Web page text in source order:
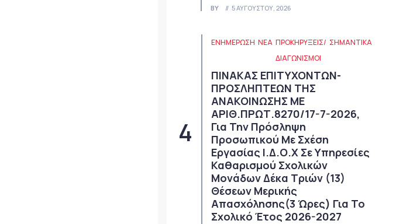
BY 5 ΑΥΓΟΎΣΤΟΥ, 2026
ΕΝΗΜΕΡΩΣΗ ΝΈΑ ΠΡΟΚΗΡΎΞΕΙΣ/
ΔΙΑΓΩΝΙΣΜΟΊ
ΣΗΜΑΝΤΙΚΆ
ΠΙΝΑΚΑΣ ΕΠΙΤΥΧΟΝΤΩΝ-
ΠΡΟΣΛΗΠΤΕΩΝ ΤΗΣ
ΑΝΑΚΟΙΝΩΣΗΣ ΜΕ
ΑΡΙΘ.ΠΡΩΤ.8270/17-7-2026,
Για Την Πρόσληψη
Προσωπικού Με Σχέση
Εργασίας Ι.Δ.Ο.Χ Σε Υπηρεσίες
Καθαρισμού Σχολικών
Μονάδων Δέκα Τριών (13)
Θέσεων Μερικής
Απασχόλησης(3 Ώρες) Για Το
Σχολικό Έτος 2026-2027